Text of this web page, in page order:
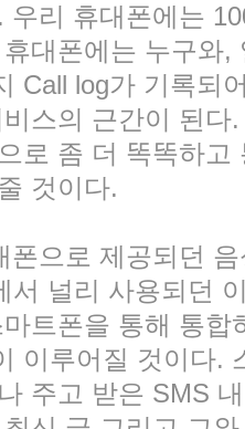
우리 휴대폰에는
대폰에는 누구와
Call log가 기록되
스의 근간이 된
로 좀 더 똑똑하
것이다.
폰으로 제공되던
서 널리 사용되던
트폰을 통해 통
이루어질 것이다.
주고 받은 SMS